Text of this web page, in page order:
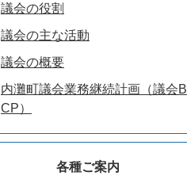
議会の役割
議会の主な活動
議会の概要
内灘町議会業務継続計画（議会B
CP）
各種ご案内